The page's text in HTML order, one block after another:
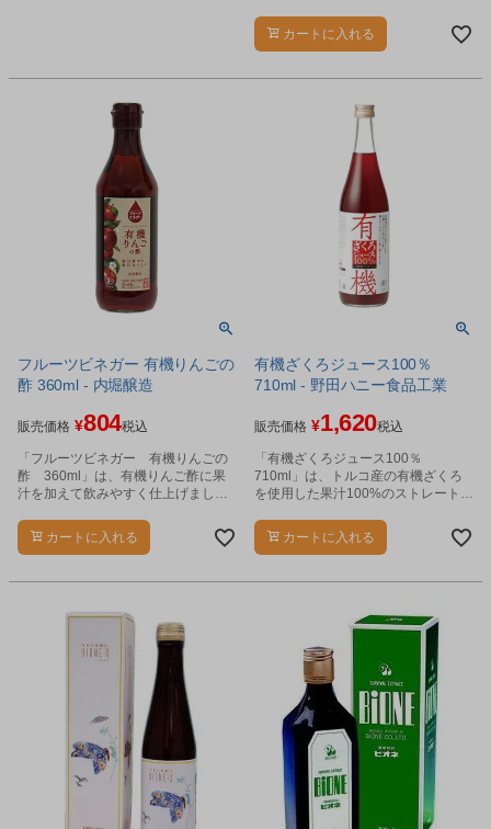
す。
カートに入れる
フルーツビネガー 有機りんごの
酢 360ml - 内堀醸造
販売価格 ¥804税込
「フルーツビネガー 有機りんごの
酢 360ml」は、有機りんご酢に果
汁を加えて飲みやすく仕上げまし
カートに入れる
有機ざくろジュース100％
710ml - 野田ハニー食品工業
販売価格 ¥1,620税込
「有機ざくろジュース100％
710ml」は、トルコ産の有機ざくろ
を使用した果汁100%のストレートジ
カートに入れる